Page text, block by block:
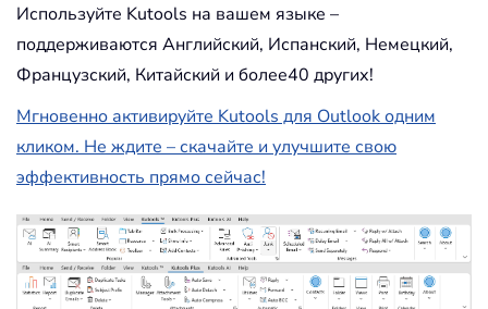
Используйте Kutools на вашем языке –
поддерживаются Английский, Испанский, Немецкий,
Французский, Китайский и более40 других!
Мгновенно активируйте Kutools для Outlook одним
кликом. Не ждите – скачайте и улучшите свою
эффективность прямо сейчас!